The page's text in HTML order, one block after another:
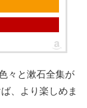
々と漱石全集が
、より楽しめま